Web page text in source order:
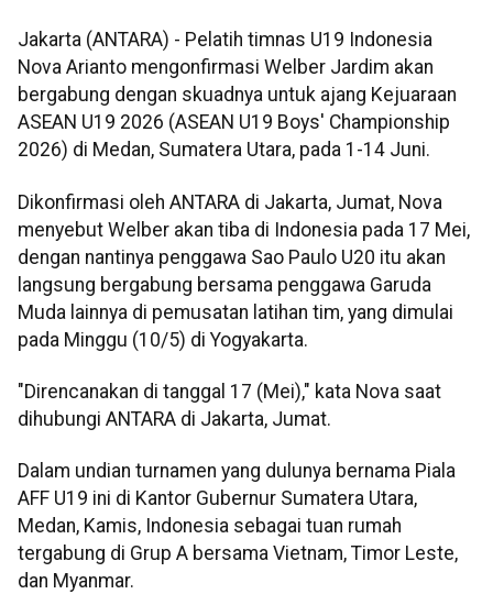
Jakarta (ANTARA) - Pelatih timnas U19 Indonesia
Nova Arianto mengonfirmasi Welber Jardim akan
bergabung dengan skuadnya untuk ajang Kejuaraan
ASEAN U19 2026 (ASEAN U19 Boys' Championship
2026) di Medan, Sumatera Utara, pada 1-14 Juni.
Dikonfirmasi oleh ANTARA di Jakarta, Jumat, Nova
menyebut Welber akan tiba di Indonesia pada 17 Mei,
dengan nantinya penggawa Sao Paulo U20 itu akan
langsung bergabung bersama penggawa Garuda
Muda lainnya di pemusatan latihan tim, yang dimulai
pada Minggu (10/5) di Yogyakarta.
"Direncanakan di tanggal 17 (Mei)," kata Nova saat
dihubungi ANTARA di Jakarta, Jumat.
Dalam undian turnamen yang dulunya bernama Piala
AFF U19 ini di Kantor Gubernur Sumatera Utara,
Medan, Kamis, Indonesia sebagai tuan rumah
tergabung di Grup A bersama Vietnam, Timor Leste,
dan Myanmar.